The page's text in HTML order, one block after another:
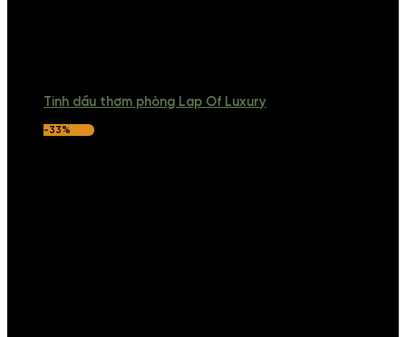
Tinh dầu thơm phòng Lap Of Luxury
-33%